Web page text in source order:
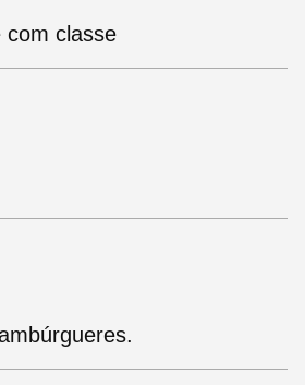
com classe